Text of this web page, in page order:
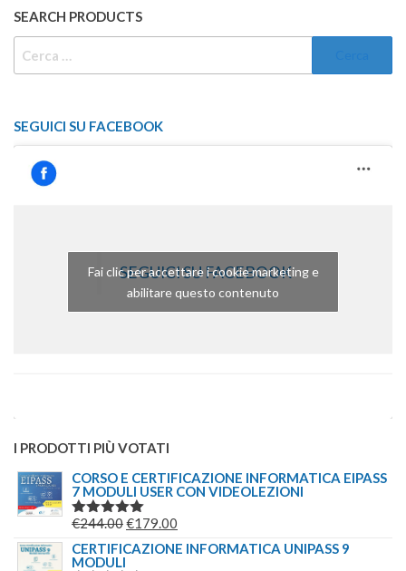
SEARCH PRODUCTS
SEGUICI SU FACEBOOK
SEGUICI SU FACEBOOK
Fai clic per accettare i cookie marketing e
abilitare questo contenuto
I PRODOTTI PIÙ VOTATI
CORSO E CERTIFICAZIONE INFORMATICA EIPASS
7 MODULI USER CON VIDEOLEZIONI
VALUTATO
€244.00IL
PREZZO
€179.00
PREZZO
CERTIFICAZIONE INFORMATICA UNIPASS 9
MODULI